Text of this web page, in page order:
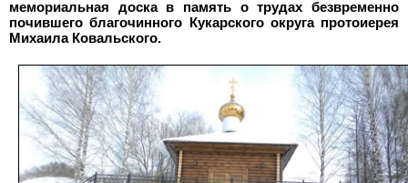
мемориальная доска в память о трудах безвременно
почившего благочинного Кукарского округа протоиерея
Михаила Ковальского.